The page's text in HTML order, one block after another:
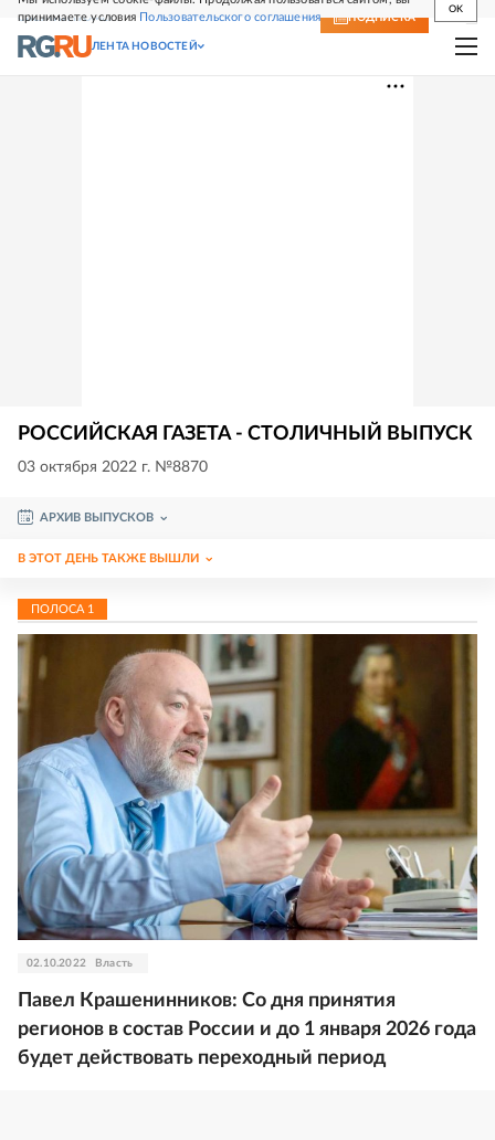
принимаете условия Пользовательского соглашения
OK
СВЕЖИЙ НОМЕР ПОДПИСКА
ЛЕНТА НОВОСТЕЙ
РОССИЙСКАЯ ГАЗЕТА - СТОЛИЧНЫЙ ВЫПУСК
03 октября 2022 г. №8870
АРХИВ ВЫПУСКОВ
В ЭТОТ ДЕНЬ ТАКЖЕ ВЫШЛИ
ПОЛОСА 1
02.10.2022 Власть
Павел Крашенинников: Со дня принятия
регионов в состав России и до 1 января 2026 года
будет действовать переходный период